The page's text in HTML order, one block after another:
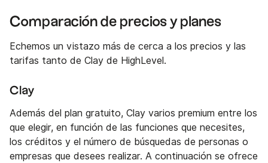
Comparación de precios y planes
Echemos un vistazo más de cerca a los precios y las
tarifas tanto de Clay de HighLevel.
Clay
Además del plan gratuito, Clay varios premium entre los
que elegir, en función de las funciones que necesites,
los créditos y el número de búsquedas de personas o
empresas que desees realizar. A continuación se ofrece